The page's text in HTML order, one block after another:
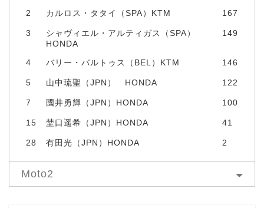
2 カルロス・タタイ（SPA）KTM 167
3
シャヴィエル・アルティガス（SPA）
HONDA
149
4 バリー・バルトゥス（BEL）KTM 146
5 山中琉聖（JPN） HONDA 122
7 國井勇輝（JPN）HONDA 100
15 埜口遥希（JPN）HONDA 41
28 有田光（JPN）HONDA 2
Moto2